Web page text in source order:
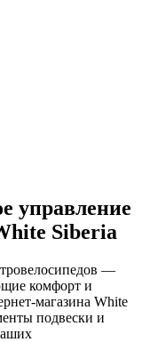
управление
Siberia
—
комфорт и
магазина White
подвески и